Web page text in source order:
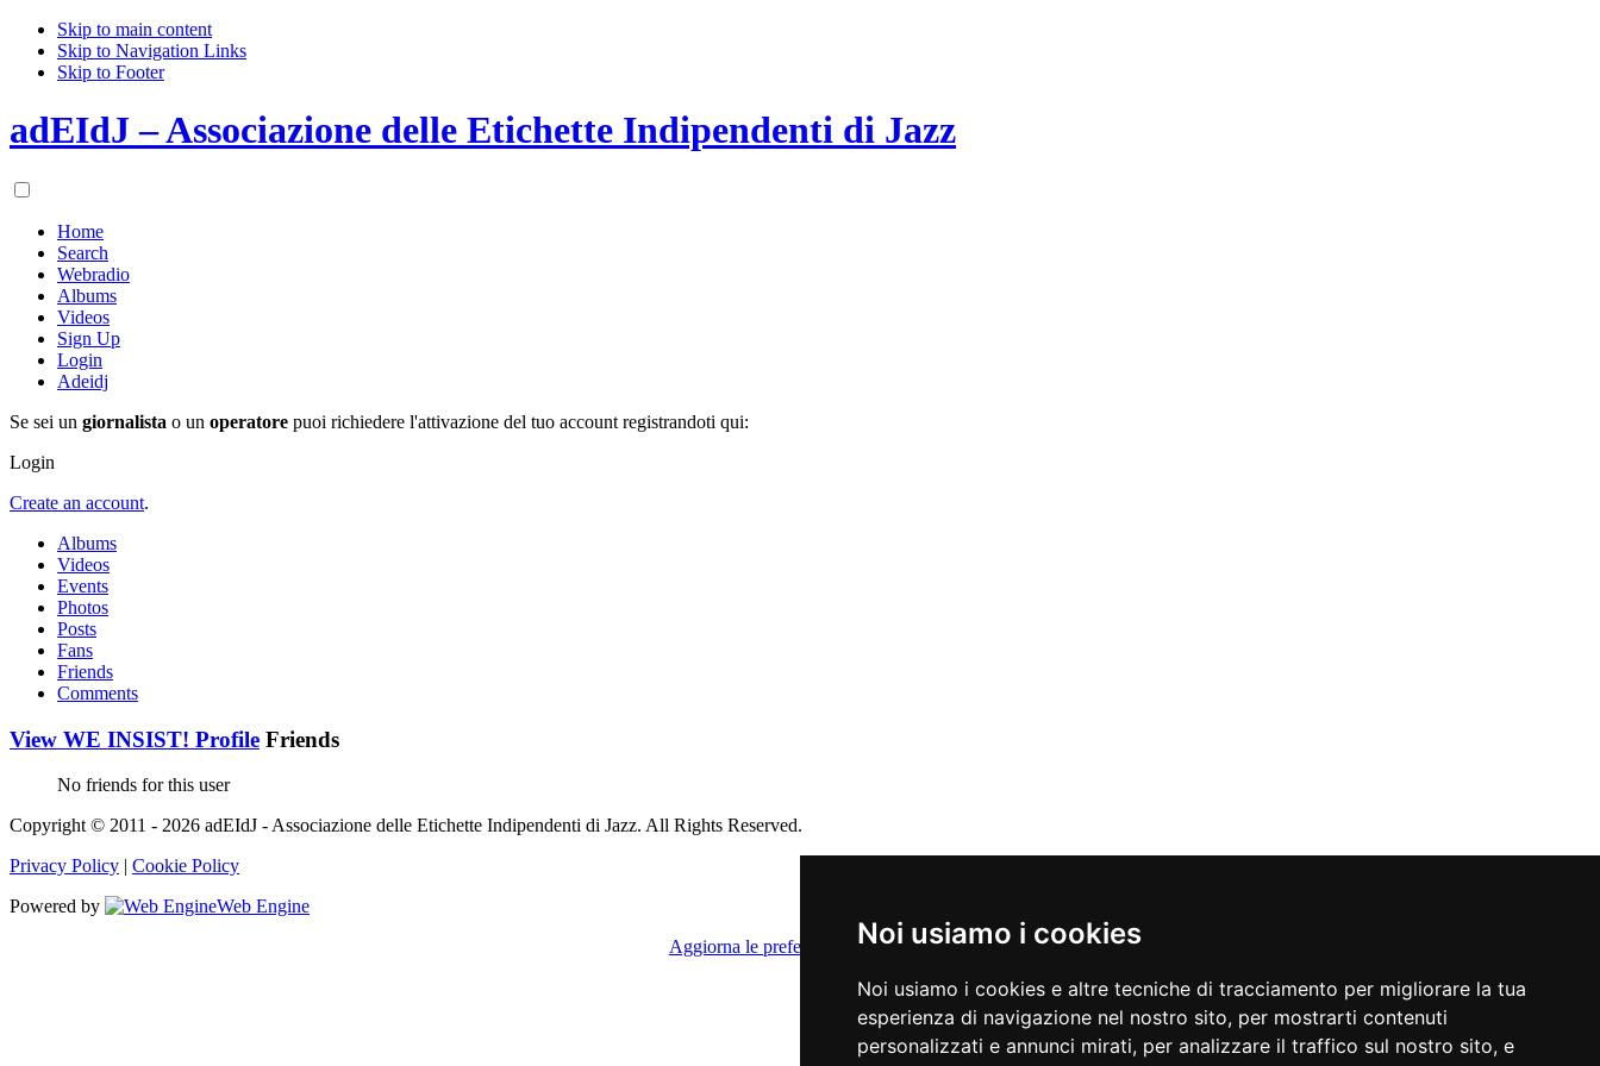
Noi usiamo i cookies
Noi usiamo i cookies e altre tecniche di tracciamento per migliorare la tua
esperienza di navigazione nel nostro sito, per mostrarti contenuti
personalizzati e annunci mirati, per analizzare il traffico sul nostro sito, e
Skip to main content
Skip to Navigation Links
Skip to Footer
adEIdJ – Associazione delle Etichette Indipendenti di Jazz
Home
Search
Webradio
Albums
Videos
Sign Up
Login
Adeidj
Se sei un giornalista o un operatore puoi richiedere l'attivazione del tuo account registrandoti qui:
Login
Create an account.
Albums
Videos
Events
Photos
Posts
Fans
Friends
Comments
View WE INSIST! Profile Friends
No friends for this user
Copyright © 2011 - 2026 adEIdJ - Associazione delle Etichette Indipendenti di Jazz. All Rights Reserved.
Privacy Policy | Cookie Policy
Powered by
Web Engine
Aggiorna le preferenze dei cookies